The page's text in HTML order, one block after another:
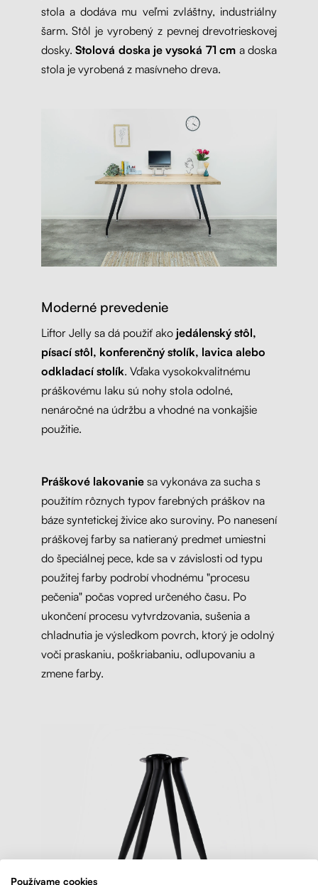
stola a dodáva mu veľmi zvláštny, industriálny
šarm. Stôl je vyrobený z pevnej drevotrieskovej
dosky. Stolová doska je vysoká 71 cm a doska
stola je vyrobená z masívneho dreva.
Moderné prevedenie
Liftor Jelly sa dá použiť ako jedálenský stôl,
písací stôl, konferenčný stolík, lavica alebo
odkladací stolík. Vďaka vysokokvalitnému
práškovému laku sú nohy stola odolné,
nenáročné na údržbu a vhodné na vonkajšie
použitie.
Práškové lakovaniesa vykonáva za sucha s
použitím rôznych typov farebných práškov na
báze syntetickej živice ako suroviny. Po nanesení
práškovej farby sa natieraný predmet umiestni
do špeciálnej pece, kde sa v závislosti od typu
použitej farby podrobí vhodnému "procesu
pečenia" počas vopred určeného času. Po
ukončení procesu vytvrdzovania, sušenia a
chladnutia je výsledkom povrch, ktorý je odolný
voči praskaniu, poškriabaniu, odlupovaniu a
zmene farby.
Používame cookies